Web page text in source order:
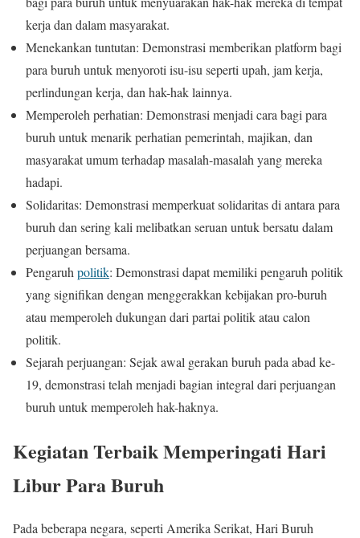
kerja dan dalam masyarakat.
Menekankan tuntutan: Demonstrasi memberikan platform bagi
para buruh untuk menyoroti isu-isu seperti upah, jam kerja,
perlindungan kerja, dan hak-hak lainnya.
Memperoleh perhatian: Demonstrasi menjadi cara bagi para
buruh untuk menarik perhatian pemerintah, majikan, dan
masyarakat umum terhadap masalah-masalah yang mereka
hadapi.
Solidaritas: Demonstrasi memperkuat solidaritas di antara para
buruh dan sering kali melibatkan seruan untuk bersatu dalam
perjuangan bersama.
Pengaruh politik: Demonstrasi dapat memiliki pengaruh politik
yang signifikan dengan menggerakkan kebijakan pro-buruh
atau memperoleh dukungan dari partai politik atau calon
politik.
Sejarah perjuangan: Sejak awal gerakan buruh pada abad ke-
19, demonstrasi telah menjadi bagian integral dari perjuangan
buruh untuk memperoleh hak-haknya.
Kegiatan Terbaik Memperingati Hari
Libur Para Buruh
Pada beberapa negara, seperti Amerika Serikat, Hari Buruh